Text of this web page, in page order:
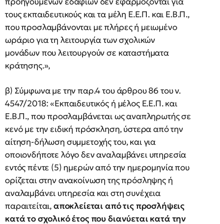
τους εκπαιδευτικούς και τα μέλη Ε.Ε.Π. και Ε.Β.Π.,
που προσλαμβάνονται με πλήρες ή μειωμένο
ωράριο για τη λειτουργία των σχολικών
μονάδων που λειτουργούν σε καταστήματα
κράτησης.»,
β) Σύμφωνα με την παρ.4 του άρθρου 86 του ν.
4547/2018: «Εκπαιδευτικός ή μέλος Ε.Ε.Π. και
Ε.Β.Π., που προσλαμβάνεται ως αναπληρωτής σε
κενό με την ειδική πρόσκληση, ύστερα από την
αίτηση-δήλωση συμμετοχής του, και για
οποιονδήποτε λόγο δεν αναλαμβάνει υπηρεσία
εντός πέντε (5) ημερών από την ημερομηνία που
ορίζεται στην ανακοίνωση της πρόσληψης ή
αναλαμβάνει υπηρεσία και στη συνέχεια
παραιτείται,αποκλείεται από τις προσλήψεις
κατά το σχολικό έτος που διανύεται κατά την